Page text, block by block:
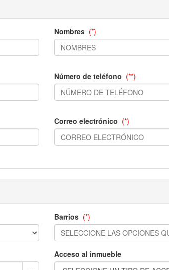
Nombres (*)
Número de teléfono (**)
Correo electrónico (*)
Barrios (*)
Acceso al inmueble